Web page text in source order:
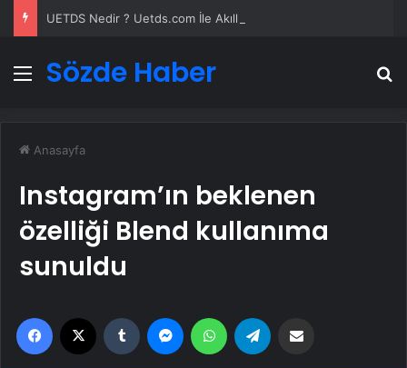
Menü
Sözde Haber
Anasayfa
Instagram’ın beklenen
özelliği Blend kullanıma
sunuldu
Facebook Tumblr MessengerWhatsApp